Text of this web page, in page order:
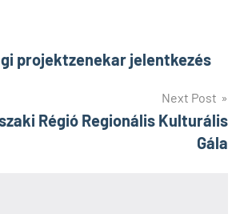
projektzenekar jelentkezés
Next Post
Régió Regionális Kulturális
Gála